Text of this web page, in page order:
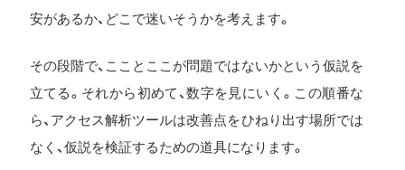
安があるか、どこで迷いそうかを考えます。
その段階で、こことここが問題ではないかという仮説を
立てる。それから初めて、数字を見にいく。この順番な
ら、アクセス解析ツールは改善点をひねり出す場所では
なく、仮説を検証するための道具になります。